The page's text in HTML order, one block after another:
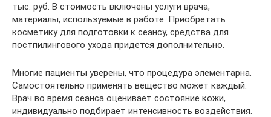
тыс. руб. В стоимость включены услуги врача,
материалы, используемые в работе. Приобретать
косметику для подготовки к сеансу, средства для
постпилингового ухода придется дополнительно.
Многие пациенты уверены, что процедура элементарна.
Самостоятельно применять вещество может каждый.
Врач во время сеанса оценивает состояние кожи,
индивидуально подбирает интенсивность воздействия.